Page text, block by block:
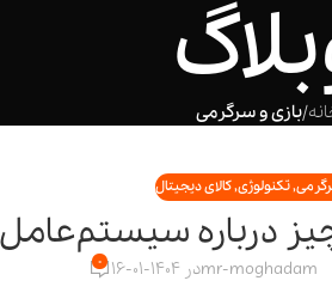
/بازی و سرگرمی
,تکنولوژی,کالای دیجیتال
mr-moghadamدر 1404-01-16 0